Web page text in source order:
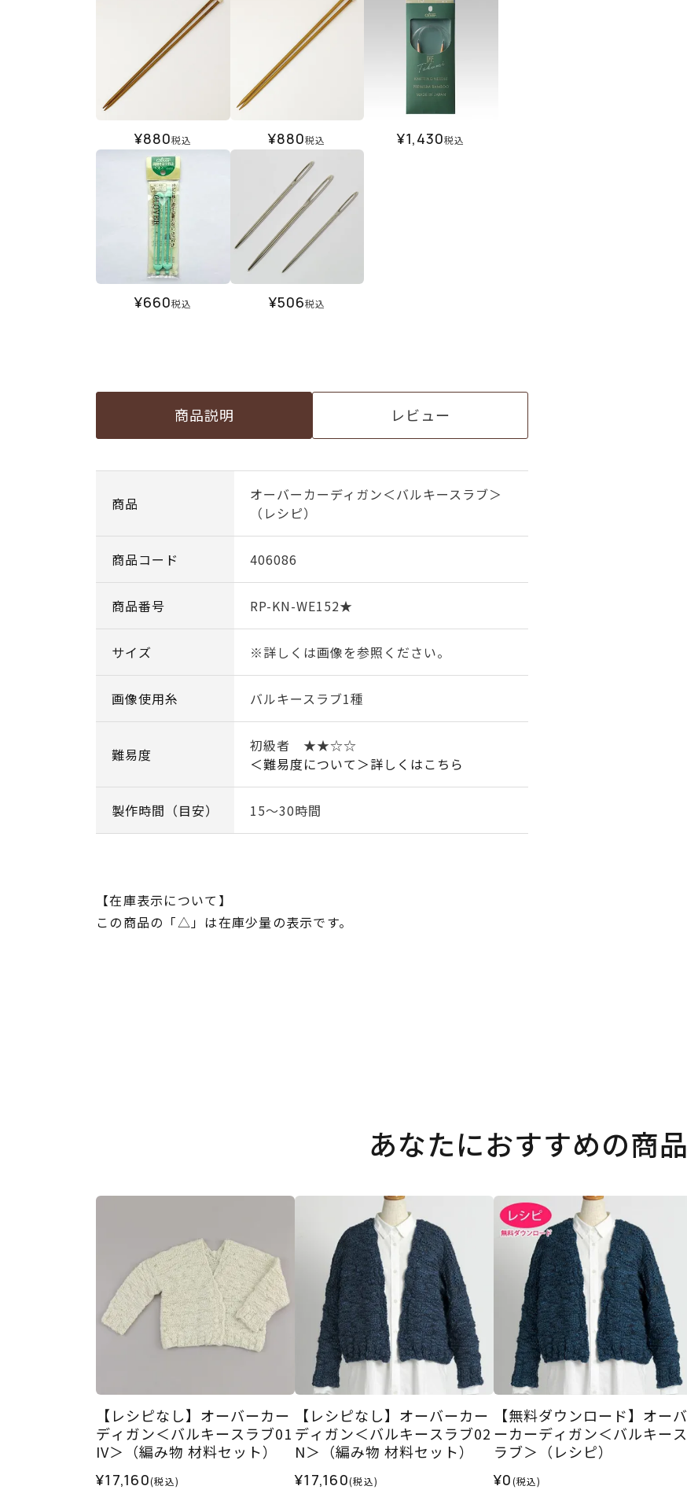
¥880税込 ¥880税込 ¥1,430税込
¥660税込 ¥506税込
商品説明 レビュー
商品
オーバーカーディガン＜バルキースラブ＞
（レシピ）
商品コード 406086
商品番号 RP-KN-WE152★
サイズ ※詳しくは画像を参照ください。
画像使用糸 バルキースラブ1種
難易度
初級者 ★★☆☆
＜難易度について＞詳しくはこちら
製作時間（目安） 15～30時間
【在庫表示について】
この商品の「△」は在庫少量の表示です。
あなたにおすすめの商品
【レシピなし】オーバーカー
ディガン＜バルキースラブ01
IV＞（編み物 材料セット）
¥17,160(税込)
【レシピなし】オーバーカー
ディガン＜バルキースラブ02
N＞（編み物 材料セット）
¥17,160(税込)
【無料ダウンロード】オーバ
ーカーディガン＜バルキース
ラブ＞（レシピ）
¥0(税込)